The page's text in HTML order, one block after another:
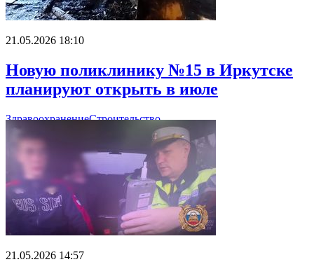
21.05.2026 18:10
Новую поликлинику №15 в Иркутске
планируют открыть в июле
ЗдравоохранениеСтроительство
21.05.2026 14:57